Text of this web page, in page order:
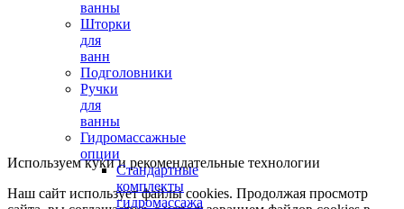
ванны
Шторки
для
ванн
Подголовники
Ручки
для
ванны
Гидромассажные
опции
Стандартные
комплекты
гидромассажа
Используем куки и рекомендательные технологии
Наш сайт использует файлы cookies. Продолжая просмотр